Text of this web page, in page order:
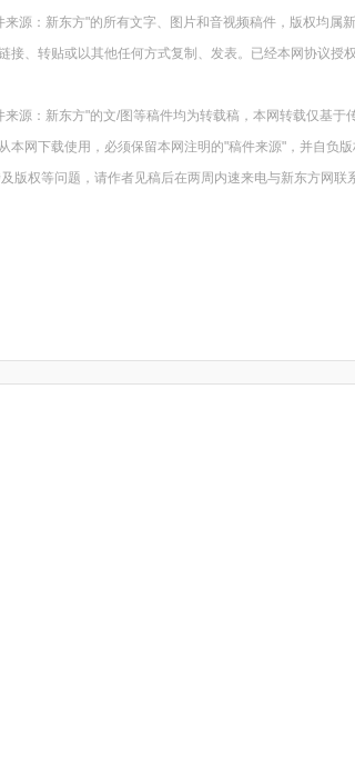
来源：新东方"的所有文字、图片和音视频稿件，版权均
接、转贴或以其他任何方式复制、发表。已经本网协议
来源：新东方"的文/图等稿件均为转载稿，本网转载仅基
本网下载使用，必须保留本网注明的"稿件来源"，并自负
版权等问题，请作者见稿后在两周内速来电与新东方网联